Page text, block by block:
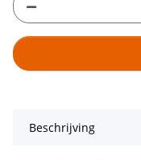
Beschrijving